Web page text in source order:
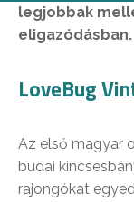
legjobbak
eligazódásban.
LoveBug
Az első magyar
budai
rajongókat